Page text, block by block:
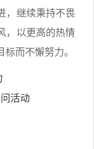
，继续秉持不畏
，以更高的热情
而不懈努力。
活动